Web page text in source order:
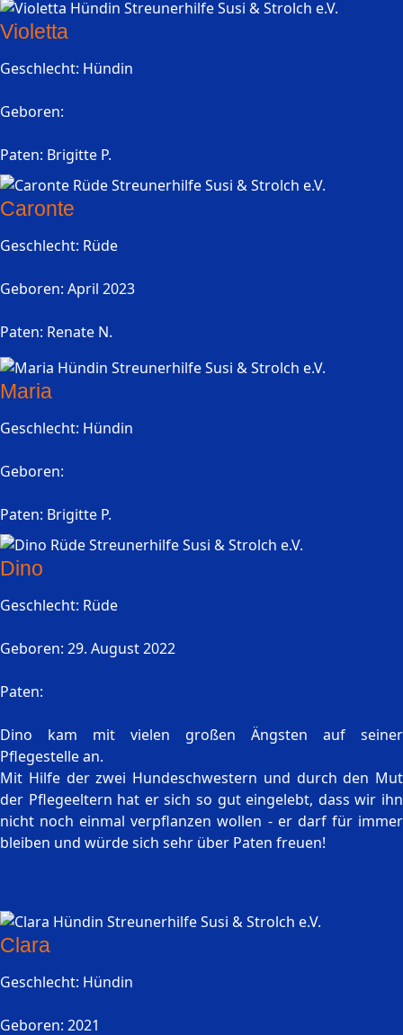
Violetta
Geschlecht: Hündin
Geboren:
Paten: Brigitte P.
Caronte
Geschlecht: Rüde
Geboren: April 2023
Paten: Renate N.
Maria
Geschlecht: Hündin
Geboren:
Paten: Brigitte P.
Dino
Geschlecht: Rüde
Geboren: 29. August 2022
Paten:
Dino kam mit vielen großen Ängsten auf seiner
Pflegestelle an.
Mit Hilfe der zwei Hundeschwestern und durch den Mut
der Pflegeeltern hat er sich so gut eingelebt, dass wir ihn
nicht noch einmal verpflanzen wollen - er darf für immer
bleiben und würde sich sehr über Paten freuen!
Clara
Geschlecht: Hündin
Geboren: 2021